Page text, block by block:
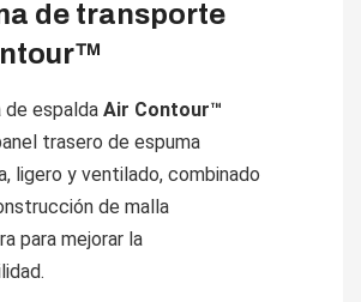
de transporte
de espalda Air Contour™
trasero de espuma
ligero y ventilado, combinado
de malla
para mejorar la